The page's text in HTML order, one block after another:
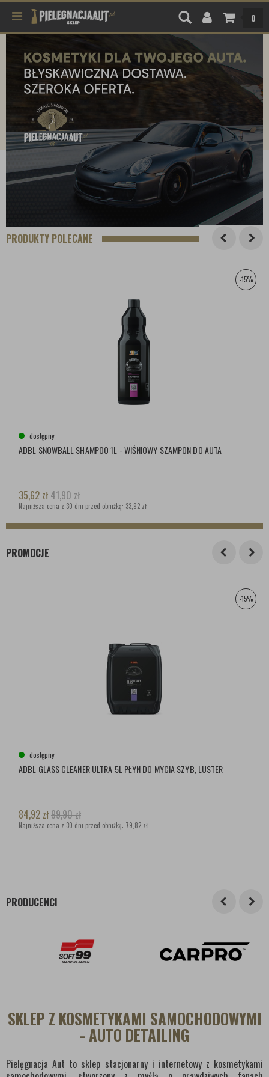
0
PRODUKTY POLECANE
-15%
dostępny
ADBL SNOWBALL SHAMPOO 1L - WIŚNIOWY SZAMPON DO AUTA
35,62 zł41,90zł
Najniższa cena z 30 dni przed obniżką: 33,92 zł
PROMOCJE
-15%
dostępny
ADBL GLASS CLEANER ULTRA 5L PŁYN DO MYCIA SZYB, LUSTER
84,92 zł99,90zł
Najniższa cena z 30 dni przed obniżką: 79,82 zł
PRODUCENCI
SKLEP Z KOSMETYKAMI SAMOCHODOWYMI
- AUTO DETAILING
Pielęgnacja Aut to sklep stacjonarny i internetowy z kosmetykami